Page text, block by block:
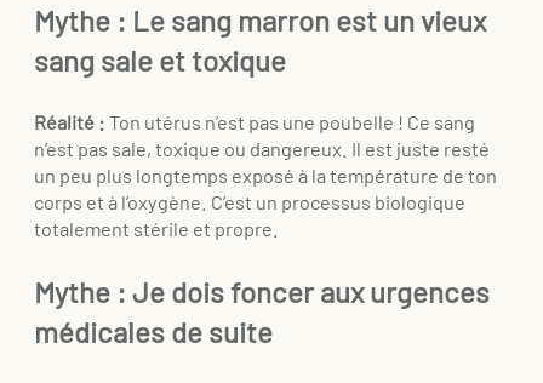
Mythe : Le sang marron est un vieux
sang sale et toxique
Réalité : Ton utérus n’est pas une poubelle ! Ce sang
n’est pas sale, toxique ou dangereux. Il est juste resté
un peu plus longtemps exposé à la température de ton
corps et à l’oxygène. C’est un processus biologique
totalement stérile et propre.
Mythe : Je dois foncer aux urgences
médicales de suite